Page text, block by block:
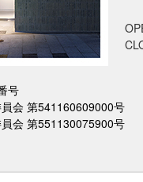
号
会 第541160609000号
会 第551130075900号